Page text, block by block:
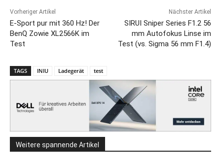
Vorheriger Artikel
E-Sport pur mit 360 Hz! Der
BenQ Zowie XL2566K im
Test
Nächster Artikel
SIRUI Sniper Series F1.2 56
mm Autofokus Linse im
Test (vs. Sigma 56 mm F1.4)
TAGS INIU Ladegerät test
Weitere spannende Artikel